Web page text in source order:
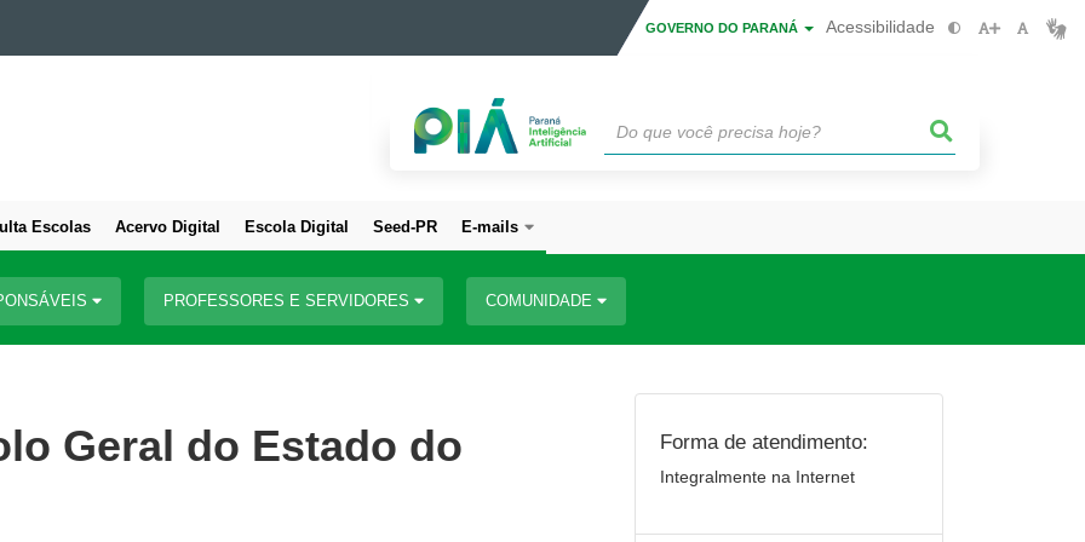
GOVERNO DO PARANÁ Acessibilidade
Escolas Acervo Digital Escola Digital Seed-PR E-mails
PROFESSORES E SERVIDORES COMUNIDADE
Geral do Estado do
Forma de atendimento:
Integralmente na Internet